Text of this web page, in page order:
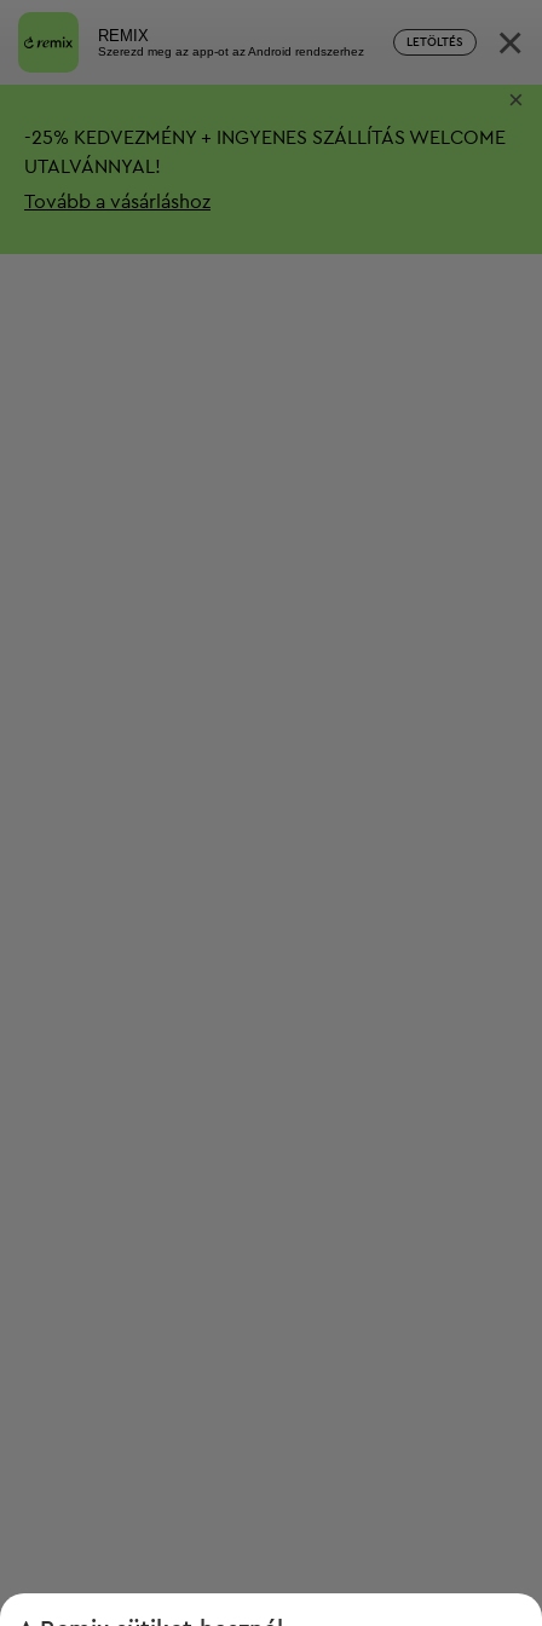
REMIX
Szerezd meg az app-ot az Android rendszerhez
LETÖLTÉS ×
-25% KEDVEZMÉNY + INGYENES SZÁLLÍTÁS WELCOME
UTALVÁNNYAL!
Tovább a vásárláshoz
×